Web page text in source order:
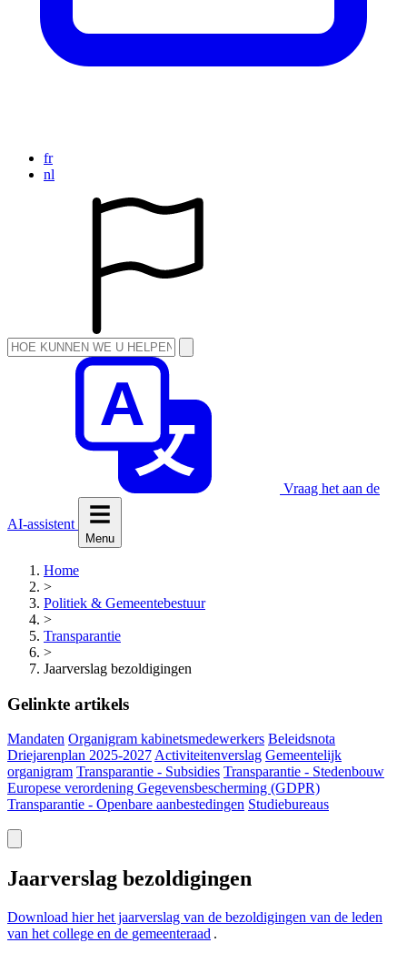
fr
nl
Vraag het aan de
AI-assistent
Menu
Home
>
Politiek & Gemeentebestuur
>
Transparantie
>
Jaarverslag bezoldigingen
Gelinkte artikels
Mandaten Organigram kabinetsmedewerkers Beleidsnota
Driejarenplan 2025-2027 Activiteitenverslag Gemeentelijk
organigram Transparantie - Subsidies Transparantie - Stedenbouw
Europese verordening Gegevensbescherming (GDPR)
Transparantie - Openbare aanbestedingen Studiebureaus
Jaarverslag bezoldigingen
Download hier het jaarverslag van de bezoldigingen van de leden
van het college en de gemeenteraad .